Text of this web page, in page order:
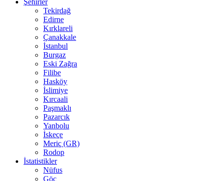
Tekirdağ
Edirne
Kırklareli
Çanakkale
İstanbul
Burgaz
Eski Zağra
Filibe
Hasköy
İslimiye
Kırcaali
Paşmaklı
Pazarcık
Yanbolu
İskeçe
Meriç (GR)
Rodop
İstatistikler
Nüfus
Göç